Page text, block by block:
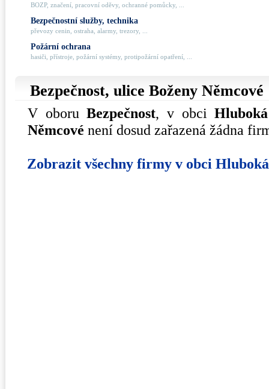
BOZP, značení, pracovní oděvy, ochranné pomůcky, ...
Bezpečnostní služby, technika
převozy cenin, ostraha, alarmy, trezory, ...
Požární ochrana
hasiči, přístroje, požární systémy, protipožární opatření, ...
Bezpečnost, ulice Boženy Němcové
V oboruBezpečnost, v obci
Němcové není dosud zařazená žádna
Zobrazit všechny firmy v obci